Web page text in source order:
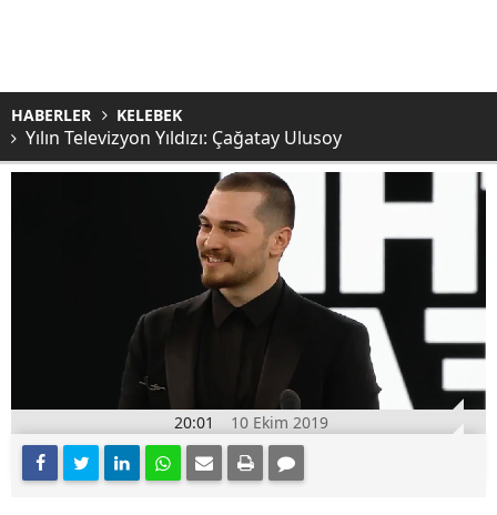
HABERLER KELEBEK
Yılın Televizyon Yıldızı: Çağatay Ulusoy
20:01 10 Ekim 2019